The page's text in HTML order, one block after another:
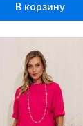
В корзину